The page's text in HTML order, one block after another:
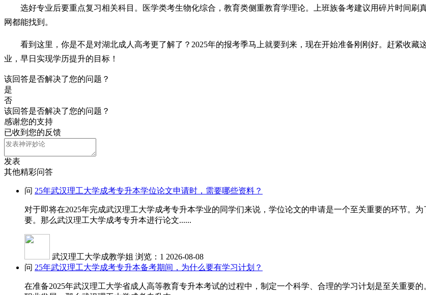
选好专业后要重点复习相关科目。医学类考生物化综合，教育类侧重教育学理论。上班族备考建议用碎片时间
网都能找到。
看到这里，你是不是对湖北成人高考更了解了？2025年的报考季马上就要到来，现在开始准备刚刚好。赶紧收
业，早日实现学历提升的目标！
该回答是否解决了您的问题？
是
否
该回答是否解决了您的问题？
感谢您的支持
已收到您的反馈
发表
其他精彩问答
问 25年武汉理工大学成考专升本学位论文申请时，需要哪些资料？
对于即将在2025年完成武汉理工大学成考专升本学业的同学们来说，学位论文的申请是一个至关重要的环节。
要。那么武汉理工大学成考专升本进行论文......
武汉理工大学成教学姐 浏览：1 2026-08-08
问 25年武汉理工大学成考专升本备考期间，为什么要有学习计划？
在准备2025年武汉理工大学省成人高等教育专升本考试的过程中，制定一个科学、合理的学习计划是至关重要